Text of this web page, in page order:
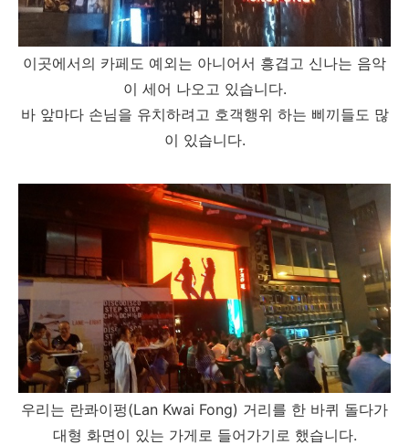
이곳에서의 카페도 예외는 아니어서 흥겹고 신나는 음악
이 세어 나오고 있습니다.
바 앞마다 손님을 유치하려고 호객행위 하는 삐끼들도 많
이 있습니다.
우리는 란콰이펑(Lan Kwai Fong) 거리를 한 바퀴 돌다가
대형 화면이 있는 가게로 들어가기로 했습니다.